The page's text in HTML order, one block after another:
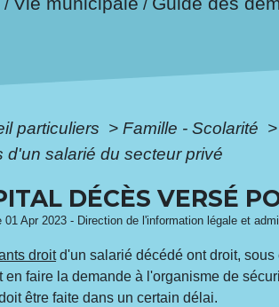
/ /
particuliers > Famille - Scolarité >
d'un salarié du secteur privé
DÉCÈS VERSÉ
01 Apr 2023 - Direction de l'information légale et
droitd'un salarié décédé ont droit,
en faire la demande à l'organisme de
être faite dans un certain délai.